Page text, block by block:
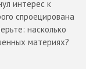
интерес к
спроецирована
насколько
материях?